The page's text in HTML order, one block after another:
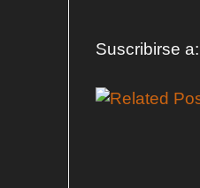
Suscribirse